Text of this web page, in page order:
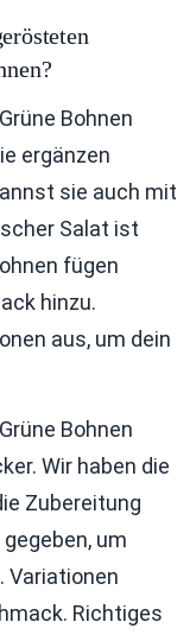
Bohnen
ergänzen
sie auch mit
Salat ist
fügen
hinzu.
aus, um dein
Bohnen
Wir haben die
Zubereitung
um
Variationen
Richtiges